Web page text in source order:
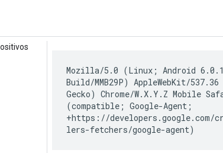
Mozilla/5.0 (Linux; Android
Build/MMB29P) AppleWebKit/
Gecko) Chrome/W.X.Y.Z Mobile
(compatible; Google-Agent;
+https://developers.google.com/
lers-fetchers/google-agent)